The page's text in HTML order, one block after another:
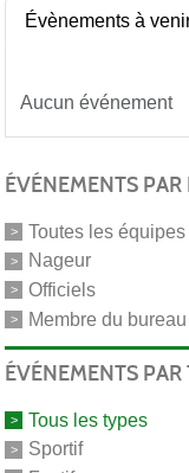
Évènements à
Aucun événement
ÉVÉNEMENTS PAR
Toutes les équipes
Nageur
Officiels
Membre du bureau
ÉVÉNEMENTS PAR
Tous les types
Sportif